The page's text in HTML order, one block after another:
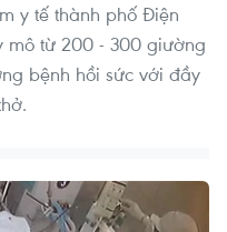
y tế thành phố Điện
mô từ 200 - 300 giường
bệnh hồi sức với đầy